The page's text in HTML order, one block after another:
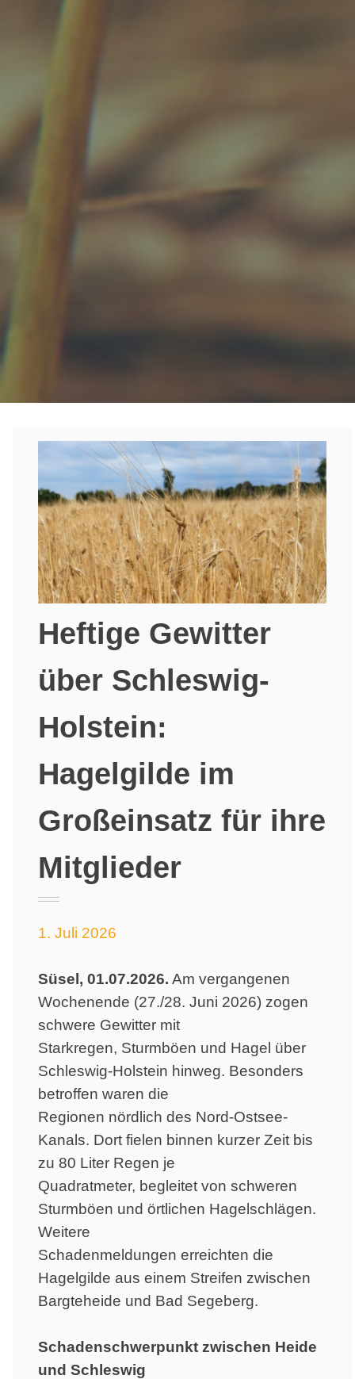
Heftige Gewitter
über Schleswig-
Holstein:
Hagelgilde im
Großeinsatz für ihre
Mitglieder
1. Juli 2026
Süsel, 01.07.2026. Am vergangenen
Wochenende (27./28. Juni 2026) zogen
schwere Gewitter mit
Starkregen, Sturmböen und Hagel über
Schleswig-Holstein hinweg. Besonders
betroffen waren die
Regionen nördlich des Nord-Ostsee-
Kanals. Dort fielen binnen kurzer Zeit bis
zu 80 Liter Regen je
Quadratmeter, begleitet von schweren
Sturmböen und örtlichen Hagelschlägen.
Weitere
Schadenmeldungen erreichten die
Hagelgilde aus einem Streifen zwischen
Bargteheide und Bad Segeberg.
Schadenschwerpunkt zwischen Heide
und Schleswig